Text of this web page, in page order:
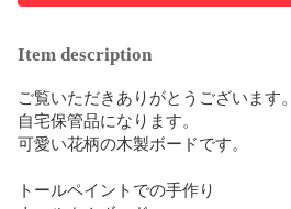
Item description
ご覧いただきありがとうございます。
自宅保管品になります。
可愛い花柄の木製ボードです。
トールペイントでの手作り